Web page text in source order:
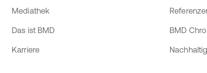
Mediathek
Das ist BMD
Karriere
BMD